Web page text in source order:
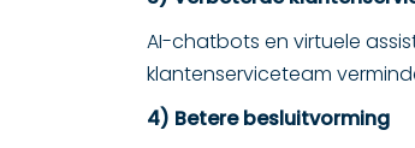
AI-chatbots en virtuele
klantenserviceteam
4) Betere besluitvorming